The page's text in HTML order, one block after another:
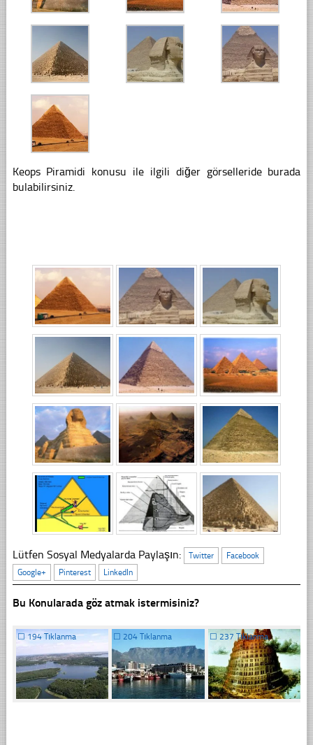
Keops Piramidi konusu ile ilgili diğer görselleride burada
bulabilirsiniz.
Lütfen Sosyal Medyalarda Paylaşın: Twitter
Facebook
Google+
Pinterest LinkedIn
Bu Konularada göz atmak istermisiniz?
☐ 194 Tıklanma ☐ 204 Tıklanma ☐ 237 Tıklanma